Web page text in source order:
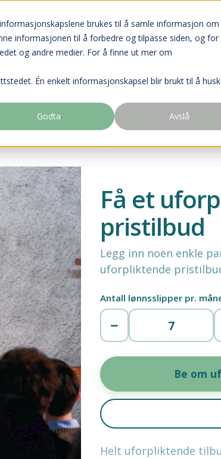
brukes til å samle informasjon om
informasjonen til å forbedre og tilpasse siden, og for
og andre medier. For å finne ut mer om
Én enkelt informasjonskapsel blir brukt til å
Godta Avslå
Få et
pristilbud
Legg inn noen enkle
uforpliktende
Antall lønnsslipper pr.
−
Be om
Helt uforpliktende